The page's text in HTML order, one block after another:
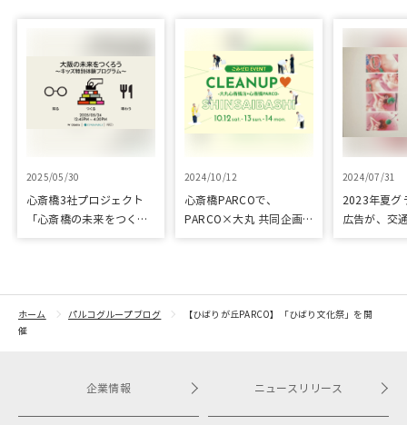
2025/05/30
心斎橋3社プロジェクト
「心斎橋の未来をつくろ
2024/10/12
心斎橋PARCOで、
PARCO×大丸 共同企画
開催！
2024/07/31
2023年夏グ
広告が、交
ホーム パルコグループブログ
【ひばりが丘PARCO】「ひばり文化祭」を開
催
企業情報 ニュースリリース